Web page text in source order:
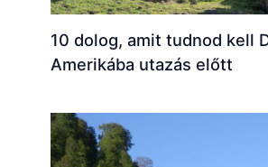
10 dolog, amit tudnod kell
Amerikába utazás előtt